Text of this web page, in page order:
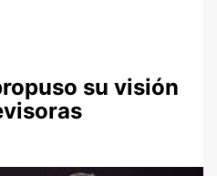
su visión